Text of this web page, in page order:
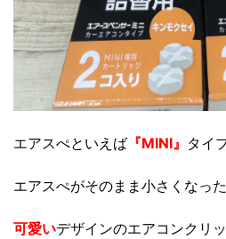
エアスぺといえば 『MINI』 タイ
エアスぺがそのまま小さくなっ
可愛いデザインのエアコンクリ